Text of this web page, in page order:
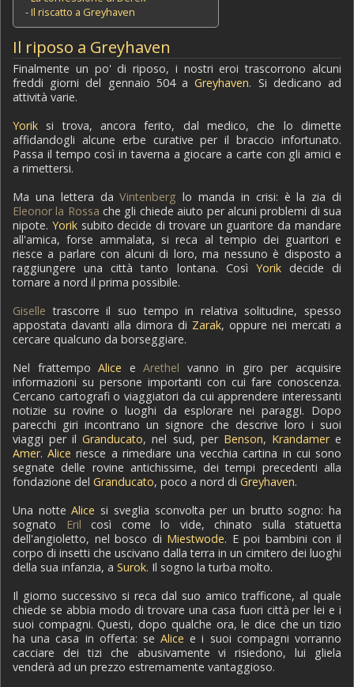
-Il riscatto a Greyhaven
Il riposo a Greyhaven
Finalmente un po' di riposo, i nostri eroi trascorrono alcuni
freddi giorni del gennaio 504 aGreyhaven. Si dedicano ad
attività varie.
Yorik si trova, ancora ferito, dal medico, che lo dimette
affidandogli alcune erbe curative per il braccio infortunato.
Passa il tempo così in taverna a giocare a carte con gli amici e
a rimettersi.
Ma una lettera daVintenberg lo manda in crisi: è la zia di
Eleonor la Rossa che gli chiede aiuto per alcuni problemi di sua
nipote. Yoriksubito decide di trovare un guaritore da mandare
all'amica, forse ammalata, si reca al tempio dei guaritori e
riesce a parlare con alcuni di loro, ma nessuno è disposto a
raggiungere una città tanto lontana. Così Yorikdecide di
tornare a nord il prima possibile.
Giselle trascorre il suo tempo in relativa solitudine, spesso
appostata davanti alla dimora di Zarak, oppure nei mercati a
cercare qualcuno da borseggiare.
Nel frattempoAlice eArethel vanno in giro per acquisire
informazioni su persone importanti con cui fare conoscenza.
Cercano cartografi o viaggiatori da cui apprendere interessanti
notizie su rovine o luoghi da esplorare nei paraggi. Dopo
parecchi giri incontrano un signore che descrive loro i suoi
viaggi per ilGranducato, nel sud, per Benson, Krandamere
Amer.Alice riesce a rimediare una vecchia cartina in cui sono
segnate delle rovine antichissime, dei tempi precedenti alla
fondazione del Granducato, poco a nord di Greyhaven.
Una notteAlice si sveglia sconvolta per un brutto sogno: ha
sognato
Eril così come lo vide, chinato sulla statuetta
dell'angioletto, nel bosco di Miestwode. E poi bambini con il
corpo di insetti che uscivano dalla terra in un cimitero dei luoghi
della sua infanzia, a Surok. Il sogno la turba molto.
Il giorno successivo si reca dal suo amico trafficone, al quale
chiede se abbia modo di trovare una casa fuori città per lei e i
suoi compagni. Questi, dopo qualche ora, le dice che un tizio
ha una casa in offerta: seAlice e i suoi compagni vorranno
cacciare dei tizi che abusivamente vi risiedono, lui gliela
venderà ad un prezzo estremamente vantaggioso.